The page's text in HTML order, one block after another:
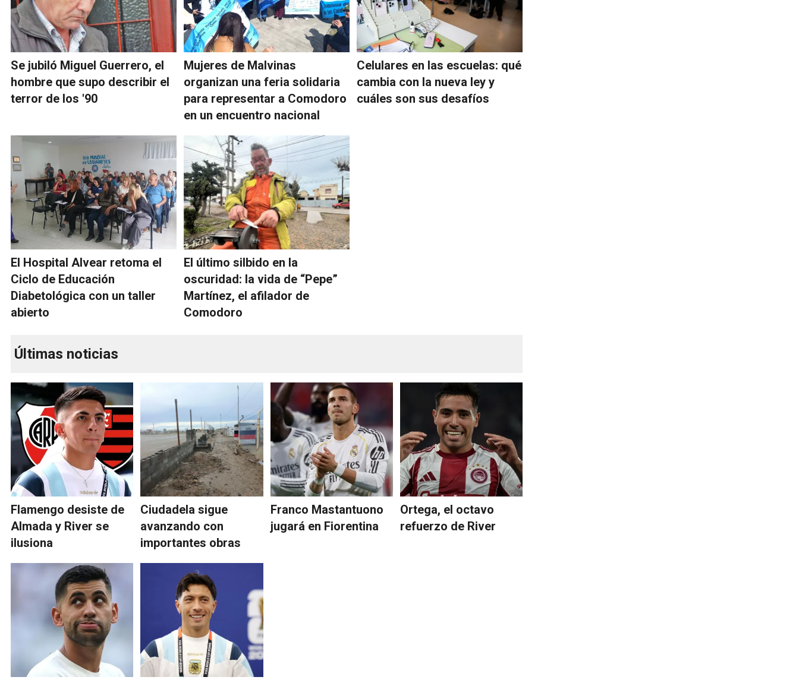
Se jubiló Miguel Guerrero, el
hombre que supo describir el
terror de los '90
Mujeres de Malvinas
organizan una feria solidaria
para representar a Comodoro
en un encuentro nacional
Celulares en las escuelas: qué
cambia con la nueva ley y
cuáles son sus desafíos
El Hospital Alvear retoma el
Ciclo de Educación
Diabetológica con un taller
abierto
El último silbido en la
oscuridad: la vida de “Pepe”
Martínez, el afilador de
Comodoro
Últimas noticias
Flamengo desiste de
Almada y River se
ilusiona
Ciudadela sigue
avanzando con
importantes obras
Franco Mastantuono
jugará en Fiorentina
Ortega, el octavo
refuerzo de River